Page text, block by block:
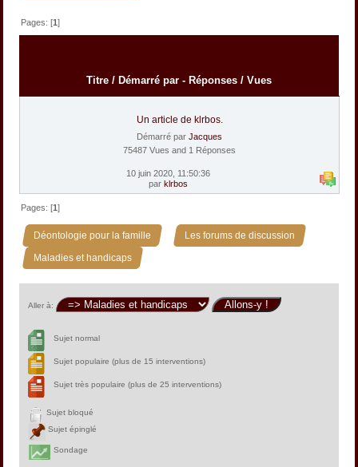
Pages: [1]
Titre / Démarré par - Réponses / Vues
Un article de klrbos.
Démarré par Jacques
75487 Vues and 1 Réponses
10 juin 2020, 11:50:36
par klrbos
Pages: [1]
Déontologie pour la famille » Les forums de discussion »
Maladies et handicaps
Aller à:
Sujet normal
Sujet populaire (plus de 15 interventions)
Sujet très populaire (plus de 25 interventions)
Sujet bloqué
Sujet épinglé
Sondage